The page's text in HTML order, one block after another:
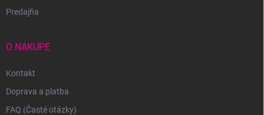
Predajňa
O NÁKUPE
Kontakt
Doprava a platba
FAQ (Časté otázky)